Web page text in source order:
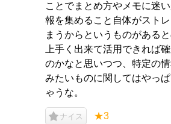
ことでまとめ方やメモに迷
報を集めること自体がスト
まうからというものがある
上手く出来て活用できれば
のかなと思いつつ、特定の
みたいものに関してはやっ
ゃうな。
ナイス ★3